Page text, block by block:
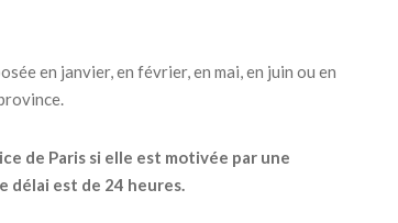
en janvier, en février, en mai, en juin ou en
de Paris si elle est motivée par une
délai est de 24 heures.